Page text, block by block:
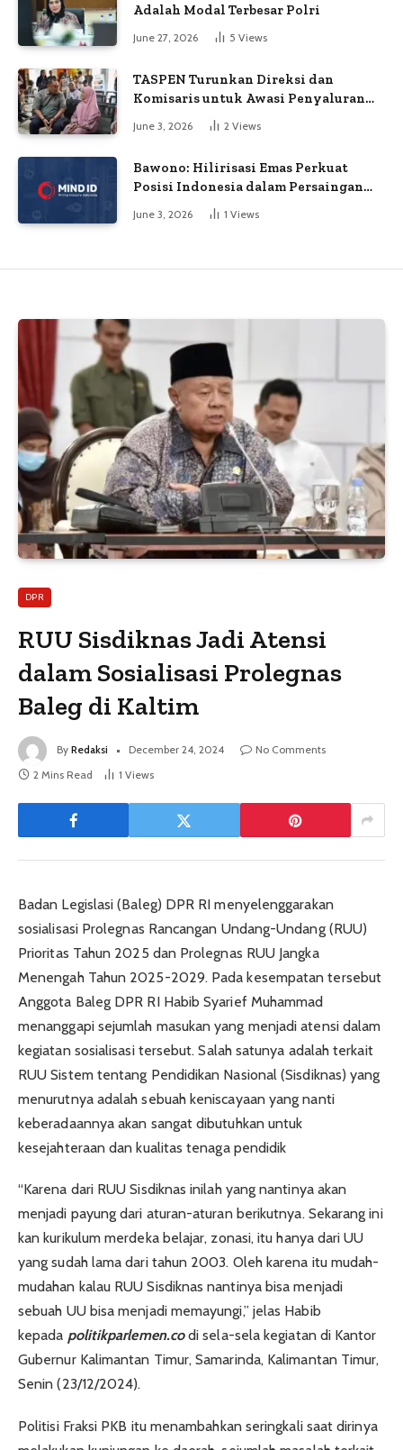
Adalah Modal Terbesar Polri
June 27, 2026 5 Views
TASPEN Turunkan Direksi dan
Komisaris untuk Awasi Penyaluran
June 3, 2026 2 Views
Bawono: Hilirisasi Emas Perkuat
Posisi Indonesia dalam Persaingan
Industri Global
June 3, 2026 1 Views
DPR
RUU Sisdiknas Jadi Atensi
dalam Sosialisasi Prolegnas
Baleg di Kaltim
By Redaksi December 24, 2024
No Comments
2 Mins Read
1 Views
Badan Legislasi (Baleg) DPR RI menyelenggarakan
sosialisasi Prolegnas Rancangan Undang-Undang (RUU)
Prioritas Tahun 2025 dan Prolegnas RUU Jangka
Menengah Tahun 2025-2029. Pada kesempatan tersebut
Anggota Baleg DPR RI Habib Syarief Muhammad
menanggapi sejumlah masukan yang menjadi atensi dalam
kegiatan sosialisasi tersebut. Salah satunya adalah terkait
RUU Sistem tentang Pendidikan Nasional (Sisdiknas) yang
menurutnya adalah sebuah keniscayaan yang nanti
keberadaannya akan sangat dibutuhkan untuk
kesejahteraan dan kualitas tenaga pendidik
“Karena dari RUU Sisdiknas inilah yang nantinya akan
menjadi payung dari aturan-aturan berikutnya. Sekarang ini
kan kurikulum merdeka belajar, zonasi, itu hanya dari UU
yang sudah lama dari tahun 2003. Oleh karena itu mudah-
mudahan kalau RUU Sisdiknas nantinya bisa menjadi
sebuah UU bisa menjadi memayungi,” jelas Habib
kepada politikparlemen.codi sela-sela kegiatan di Kantor
Gubernur Kalimantan Timur, Samarinda, Kalimantan Timur,
Senin (23/12/2024).
Politisi Fraksi PKB itu menambahkan seringkali saat dirinya